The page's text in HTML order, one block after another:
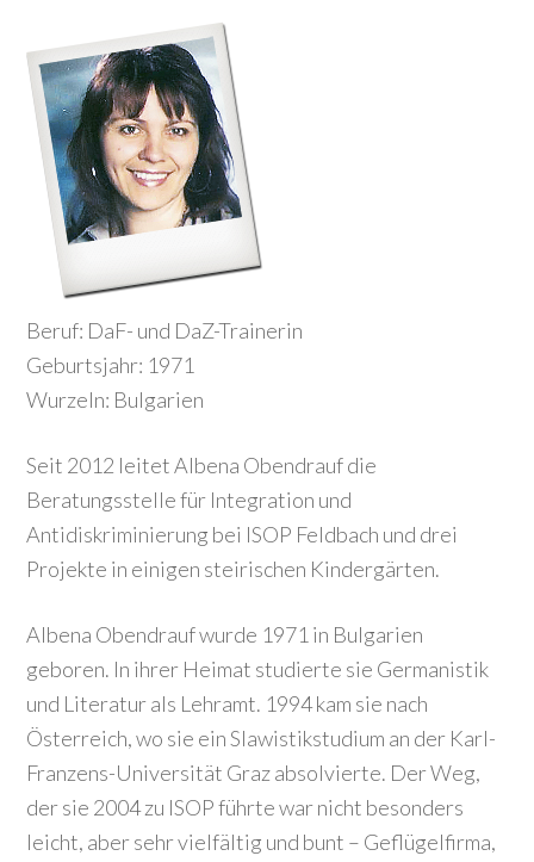
Beruf: DaF- und DaZ-Trainerin
Geburtsjahr: 1971
Wurzeln: Bulgarien
Seit 2012 leitet Albena Obendrauf die
Beratungsstelle für Integration und
Antidiskriminierung bei ISOP Feldbach und drei
Projekte in einigen steirischen Kindergärten.
Albena Obendrauf wurde 1971 in Bulgarien
geboren. In ihrer Heimat studierte sie Germanistik
und Literatur als Lehramt. 1994 kam sie nach
Österreich, wo sie ein Slawistikstudium an der Karl-
Franzens-Universität Graz absolvierte. Der Weg,
der sie 2004 zu ISOP führte war nicht besonders
leicht, aber sehr vielfältig und bunt – Geflügelfirma,